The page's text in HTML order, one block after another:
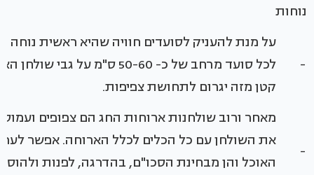
נוחות
-
על מנת להעניק לסועדים חוויה שהיא ראשית נוחה
לכל סועד מרחב של כ- 50-60 ס"מ
קטן מזה יגרום לתחושת צפיפות.
-
מאחר ורוב שולחנות ארוחות החג הם צפופים
את השולחן עם כל הכלים לכלל הארוחה. אפשר
האוכל והן מבחינת הסכו"ם, בהדרגה, לפנות